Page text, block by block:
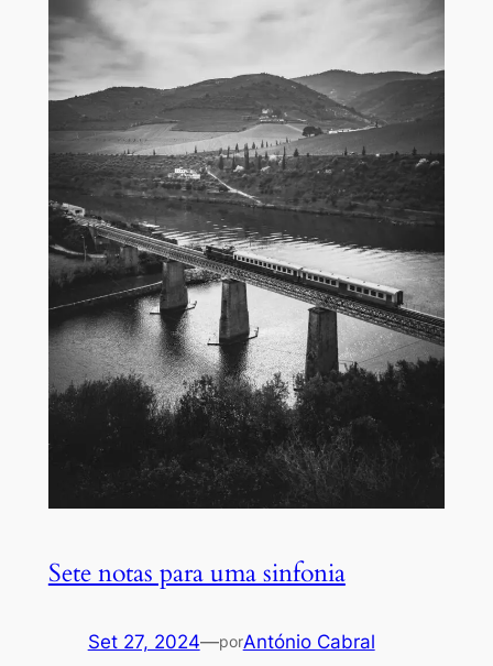
Sete notas para uma sinfonia
Set 27, 2024—porAntónio Cabral